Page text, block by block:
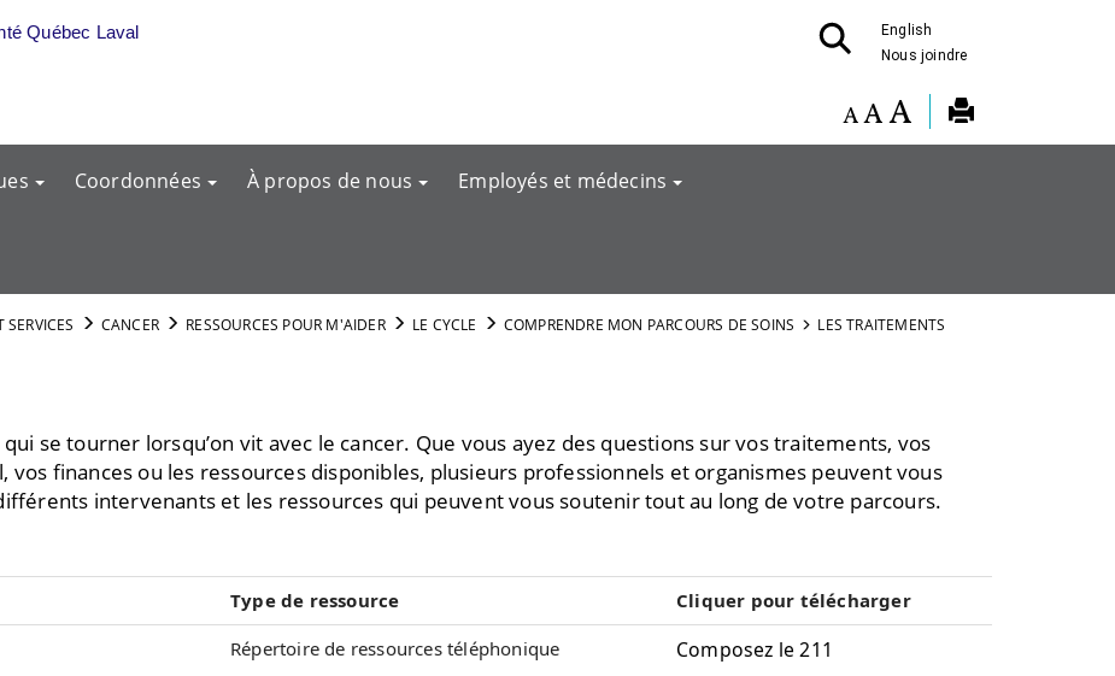
English
Nous joindre
Québec Laval
Coordonnées À propos de nous Employés et médecins
SERVICES CANCER RESSOURCES POUR M'AIDER LE CYCLE COMPRENDRE MON PARCOURS DE SOINS LES TRAITEMENTS
se tourner lorsqu’on vit avec le cancer. Que vous ayez des questions sur vos traitements, vos
finances ou les ressources disponibles, plusieurs professionnels et organismes peuvent vous
intervenants et les ressources qui peuvent vous soutenir tout au long de votre parcours.
Type de ressource
Cliquer pour télécharger
Répertoire de ressources téléphonique
Composez le 211